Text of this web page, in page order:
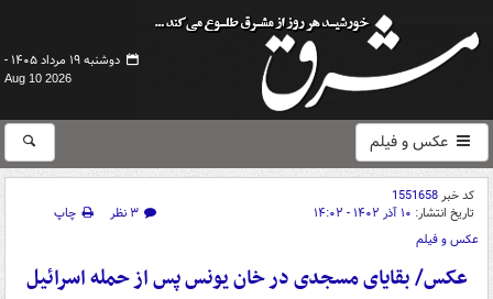
دوشنبه ۱۹ مرداد ۱۴۰۵ -
Aug 10 2026
عکس و فیلم
کد خبر1551658
تاریخ انتشار: ۱۰ آذر ۱۴۰۲ - ۱۴:۰۲ ۳ نظر
چاپ
عکس و فیلم
عکس/ بقایای مسجدی در خان یونس پس از حمله اسرائیل